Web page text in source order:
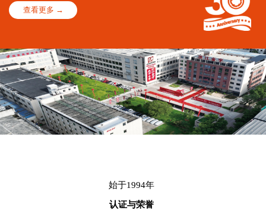
查看更多 →
始于1994年
认证与荣誉